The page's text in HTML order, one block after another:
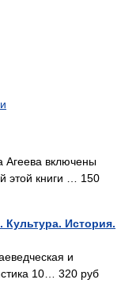
Агеева включены
этой книги … 150
История.
и
10… 320 руб